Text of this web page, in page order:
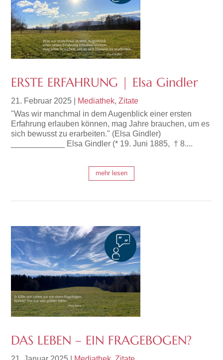
ERSTE ERFAHRUNG | Elsa Gindler
21. Februar 2025 Mediathek,Zitate
"Was wir manchmal in dem Augenblick einer ersten
Erfahrung erlauben können, mag Jahre brauchen, um es
sich bewusst zu erarbeiten." (Elsa Gindler)
____________ Elsa Gindler (* 19. Juni 1885, † 8....
mehr lesen
DAS LEBEN – EIN FRAGEBOGEN?